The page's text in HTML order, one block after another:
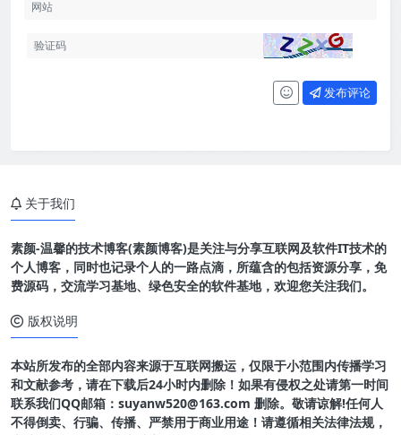
发布评论
关于我们
素颜-温馨的技术博客(素颜博客)是关注与分享互联网及软件IT技术的
个人博客，同时也记录个人的一路点滴，所蕴含的包括资源分享，免
费源码，交流学习基地、绿色安全的软件基地，欢迎您关注我们。
版权说明
本站所发布的全部内容来源于互联网搬运，仅限于小范围内传播学习
和文献参考，请在下载后24小时内删除！如果有侵权之处请第一时间
联系我们QQ邮箱：suyanw520@163.com 删除。敬请谅解!任何人
不得倒卖、行骗、传播、严禁用于商业用途！请遵循相关法律法规，